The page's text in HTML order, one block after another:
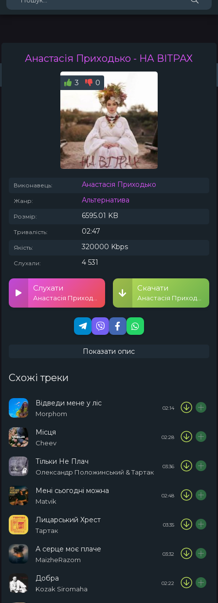
Топ 100
Анастасія Приходько - НА ВІТРАХ
3 0
Виконавець: Анастасія Приходько
Жанр: Альтернатива
Розмір: 6595.01 KB
Тривалість: 02:47
Якість: 320000 Kbps
Слухали: 4 531
Слухати Скачати
Показати опис
Схожі треки
Відведи мене у ліс
Morphom
02:14
Місця
Cheev
02:28
Тільки Не Плач
Олександр Положинський & Тартак
03:36
Мені сьогодні можна
Matvik
02:48
Лицарський Хрест
Тартак
03:35
А серце моє плаче
MaizheRazom
03:32
Добра
Kozak Siromaha
02:22